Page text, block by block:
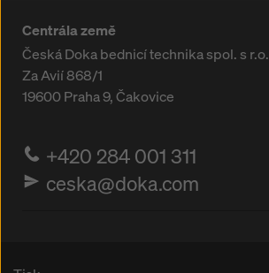
Centrála země
Česká Doka bednicí technika spol. s r.o.
Za Avií 868/1
19600Praha 9, Čakovice
+420 284 001 311
ceska@doka.com